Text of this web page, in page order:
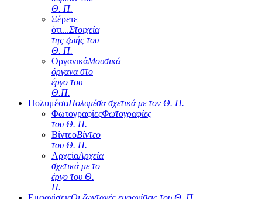
Θ. Π.
Ξέρετε
ότι...Στοιχεία
της ζωής του
Θ. Π.
ΟργανικάΜουσικά
όργανα στο
έργο του
Θ.Π.
ΠολυμέσαΠολυμέσα σχετικά με τον Θ. Π.
ΦωτογραφίεςΦωτογραφίες
του Θ. Π.
ΒίντεοΒίντεο
του Θ. Π.
ΑρχείαΑρχεία
σχετικά με το
έργο του Θ.
Π.